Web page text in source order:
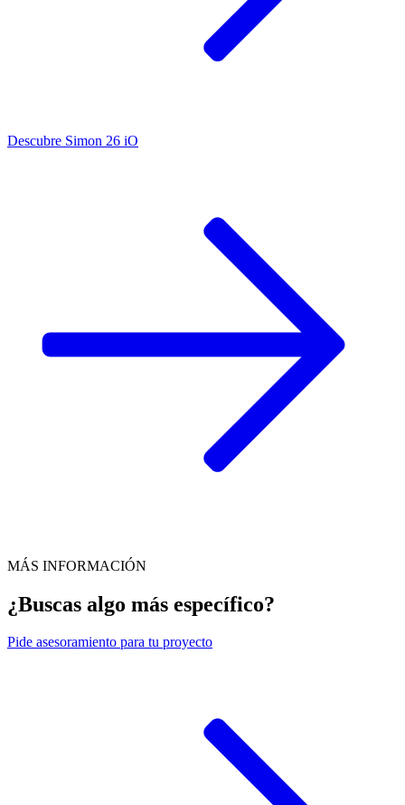
Descubre Simon 26 iO
MÁS INFORMACIÓN
¿Buscas algo más específico?
Pide asesoramiento para tu proyecto